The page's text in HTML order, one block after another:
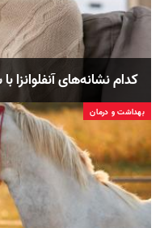
کدام نشانه‌های
بهداشت و درمان